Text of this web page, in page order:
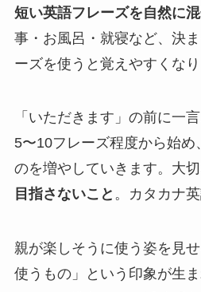
短い英語フレーズを自然に
事・お風呂・就寝など、決
ーズを使うと覚えやすくなり
「いただきます」の前に一
5〜10フレーズ程度から始め
のを増やしていきます。大
目指さないこと 。カタカナ
親が楽しそうに使う姿を見
使うもの」という印象が生